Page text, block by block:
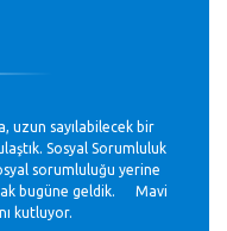
uzun sayılabilecek bir
Sosyal Sorumluluk
sorumluluğu yerine
bugüne geldik. Mavi
kutluyor.